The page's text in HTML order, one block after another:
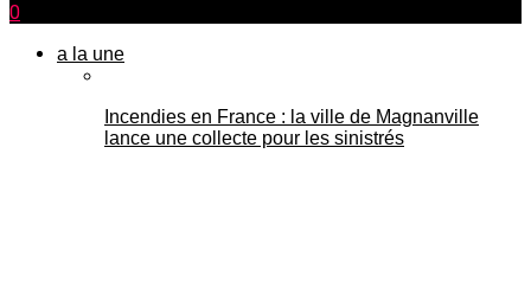
0
a la une
Incendies en France : la ville de Magnanville
lance une collecte pour les sinistrés